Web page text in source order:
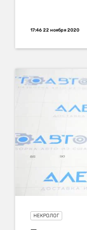
17:46 22 ноября 2020
НЕКРОЛОГ